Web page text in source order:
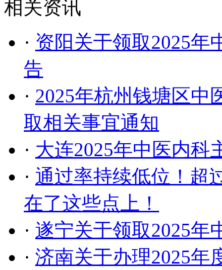
相关资讯
· 资阳关于领取2025年
告
· 2025年杭州钱塘区中
取相关事宜通知
· 大连2025年中医内科
· 通过率持续低位！超
在了这些点上！
· 遂宁关于领取2025年
· 济南关于办理2025年